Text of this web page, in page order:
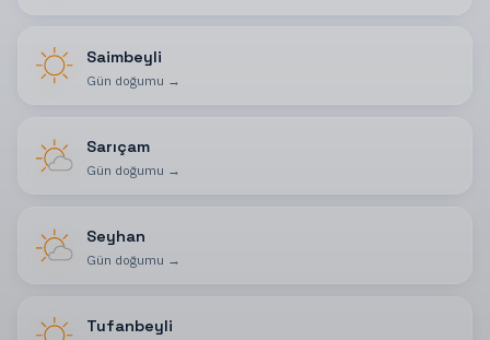
Saimbeyli
Gün doğumu →
Sarıçam
Gün doğumu →
Seyhan
Gün doğumu →
Tufanbeyli